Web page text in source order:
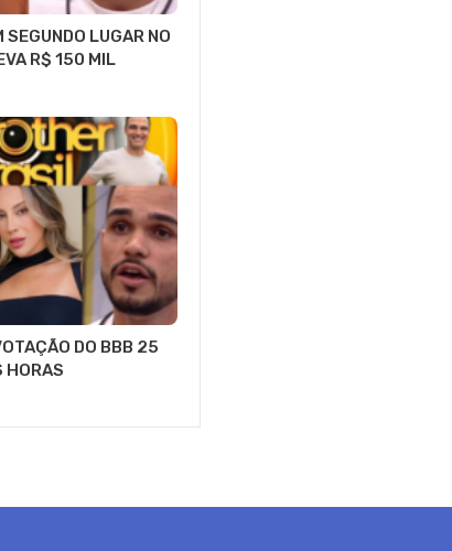
SEGUNDO LUGAR NO
R$ 150 MIL
DO BBB 25
HORAS